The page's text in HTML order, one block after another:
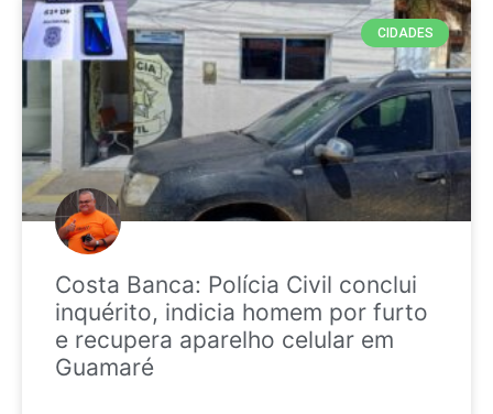
CIDADES
Costa Banca: Polícia Civil conclui
inquérito, indicia homem por furto
e recupera aparelho celular em
Guamaré